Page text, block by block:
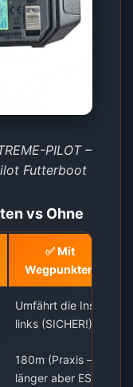
PILOT –
Futterboot
vs Ohne
✅ Mit
Wegpunkten
Umfährt die Insel
links (SICHER!)
180m (Praxis –
länger aber ES